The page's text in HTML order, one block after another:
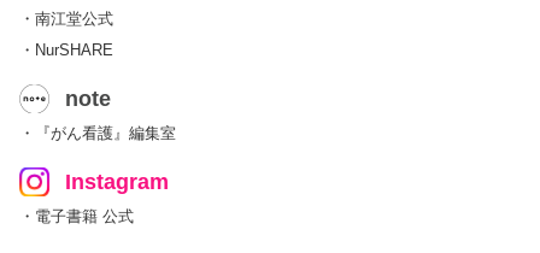
・南江堂公式
・NurSHARE
note
・『がん看護』編集室
Instagram
・電子書籍 公式